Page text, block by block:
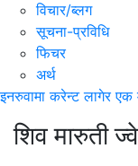
विचार/ब्लग
सूचना-प्रविधि
फिचर
अर्थ
इनरुवामा करेन्ट लागेर
शिव मारुती